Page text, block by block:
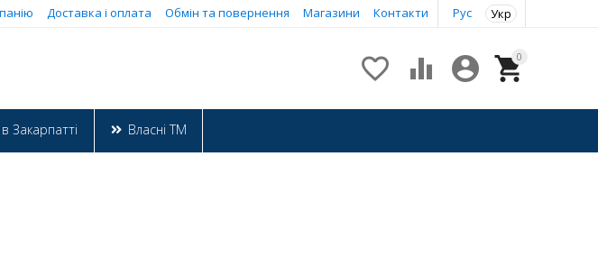
Рус Укр
Доставка і оплата Обмін та повернення Магазини Контакти
0


 
Закарпатті Власні ТМ